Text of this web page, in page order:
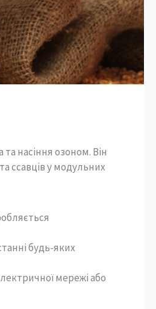
насіння озоном. Він
ссавців у модульних
будь-яких
мережі або